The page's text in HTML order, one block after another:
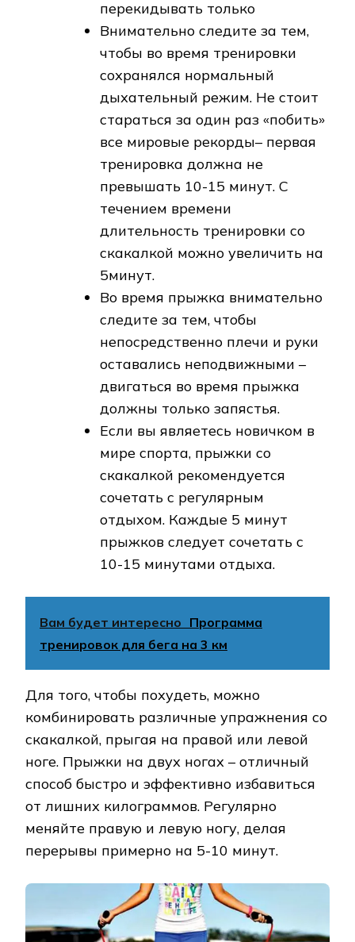
перекидывать только
Внимательно следите за тем,
чтобы во время тренировки
сохранялся нормальный
дыхательный режим. Не стоит
стараться за один раз «побить»
все мировые рекорды– первая
тренировка должна не
превышать 10-15 минут. С
течением времени
длительность тренировки со
скакалкой можно увеличить на
5минут.
Во время прыжка внимательно
следите за тем, чтобы
непосредственно плечи и руки
оставались неподвижными –
двигаться во время прыжка
должны только запястья.
Если вы являетесь новичком в
мире спорта, прыжки со
скакалкой рекомендуется
сочетать с регулярным
отдыхом. Каждые 5 минут
прыжков следует сочетать с
10-15 минутами отдыха.
Вам будет интересно Программа
тренировок для бега на 3 км
Для того, чтобы похудеть, можно
комбинировать различные упражнения со
скакалкой, прыгая на правой или левой
ноге. Прыжки на двух ногах – отличный
способ быстро и эффективно избавиться
от лишних килограммов. Регулярно
меняйте правую и левую ногу, делая
перерывы примерно на 5-10 минут.